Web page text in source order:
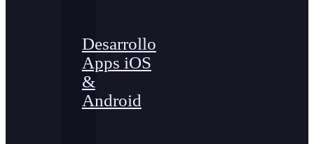
Desarrollo
Apps iOS
&
Android